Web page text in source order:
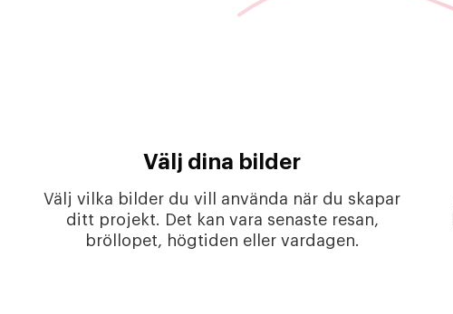
Välj dina bilder
Välj vilka bilder du vill använda när du skapar
ditt projekt. Det kan vara senaste resan,
bröllopet, högtiden eller vardagen.